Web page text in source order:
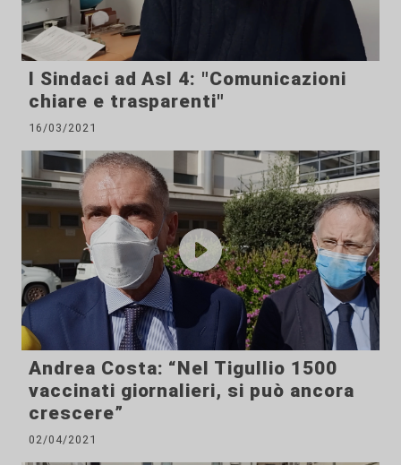
I Sindaci ad Asl 4: "Comunicazioni
chiare e trasparenti"
16/03/2021
Andrea Costa: “Nel Tigullio 1500
vaccinati giornalieri, si può ancora
crescere”
02/04/2021